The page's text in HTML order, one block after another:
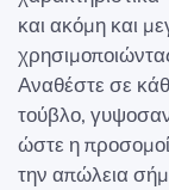
και ακόμη και
Αναθέστε σε
τούβλο,
ώστε η
την απώλεια